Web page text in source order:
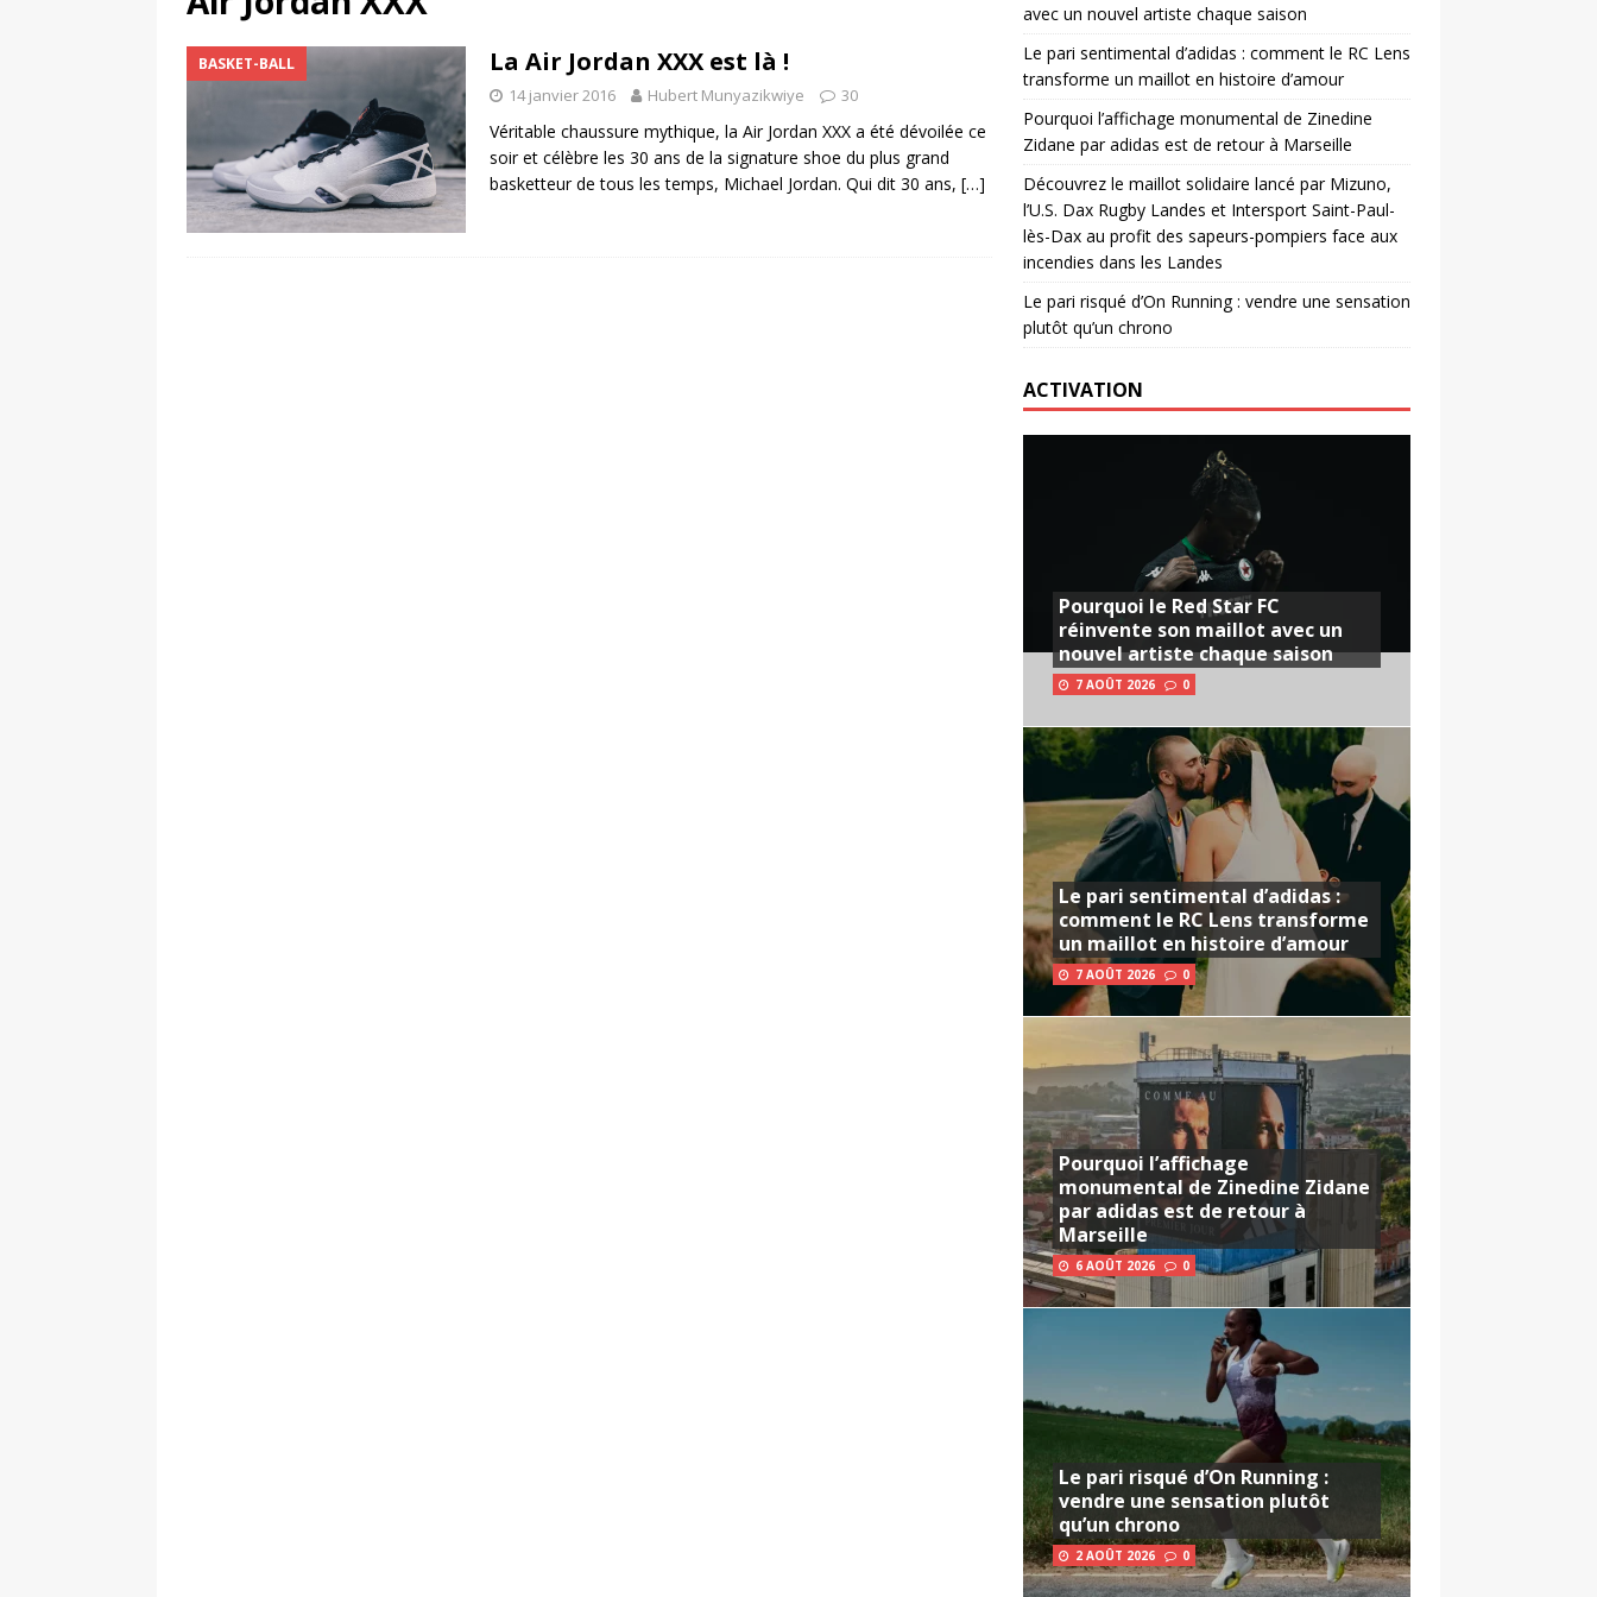
Saint-Paul-lès-Dax au profit des sapeurs-pompiers face aux incendies dans les Landes
[ 2 août 2026 ] Le pari risqué d’On Running : vendre une sensation plutôt qu’un chrono
[ 7 août 2026 ]
Pourquoi le Red Star FC réinvente son maillot avec un nouvel artiste chaque saison
ACTIVATION
BASKET-BALL La Air Jordan XXX est là !
14 janvier 2016 Hubert Munyazikwiye 30
Véritable chaussure mythique, la Air Jordan XXX a été dévoilée ce
soir et célèbre les 30 ans de la signature shoe du plus grand
basketteur de tous les temps, Michael Jordan. Qui dit 30 ans, […]
avec un nouvel artiste chaque saison
Le pari sentimental d’adidas : comment le RC Lens
transforme un maillot en histoire d’amour
Pourquoi l’affichage monumental de Zinedine
Zidane par adidas est de retour à Marseille
Découvrez le maillot solidaire lancé par Mizuno,
l’U.S. Dax Rugby Landes et Intersport Saint-Paul-
lès-Dax au profit des sapeurs-pompiers face aux
incendies dans les Landes
Le pari risqué d’On Running : vendre une sensation
plutôt qu’un chrono
ACTIVATION
Pourquoi le Red Star FC
réinvente son maillot avec un
nouvel artiste chaque saison
7 AOÛT 2026 0
Le pari sentimental d’adidas :
comment le RC Lens transforme
un maillot en histoire d’amour
7 AOÛT 2026 0
Pourquoi l’affichage
monumental de Zinedine Zidane
par adidas est de retour à
Marseille
6 AOÛT 2026 0
Le pari risqué d’On Running :
vendre une sensation plutôt
qu’un chrono
2 AOÛT 2026 0